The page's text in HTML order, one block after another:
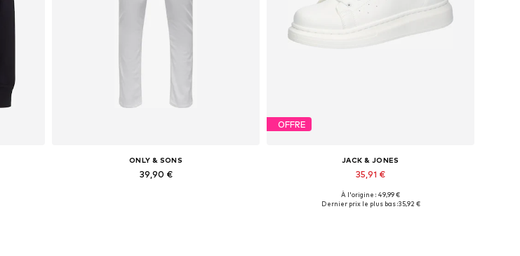
ONLY & SONS
39,90 €
OFFRE
JACK & JONES
35,91 €
Tailles disponibles: 41, 42, 43, 44, 45
À l'origine : 49,99 €
Dernier prix le plus bas :35,92 €